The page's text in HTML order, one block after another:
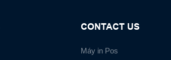
CONTACT US
Máy in Pos